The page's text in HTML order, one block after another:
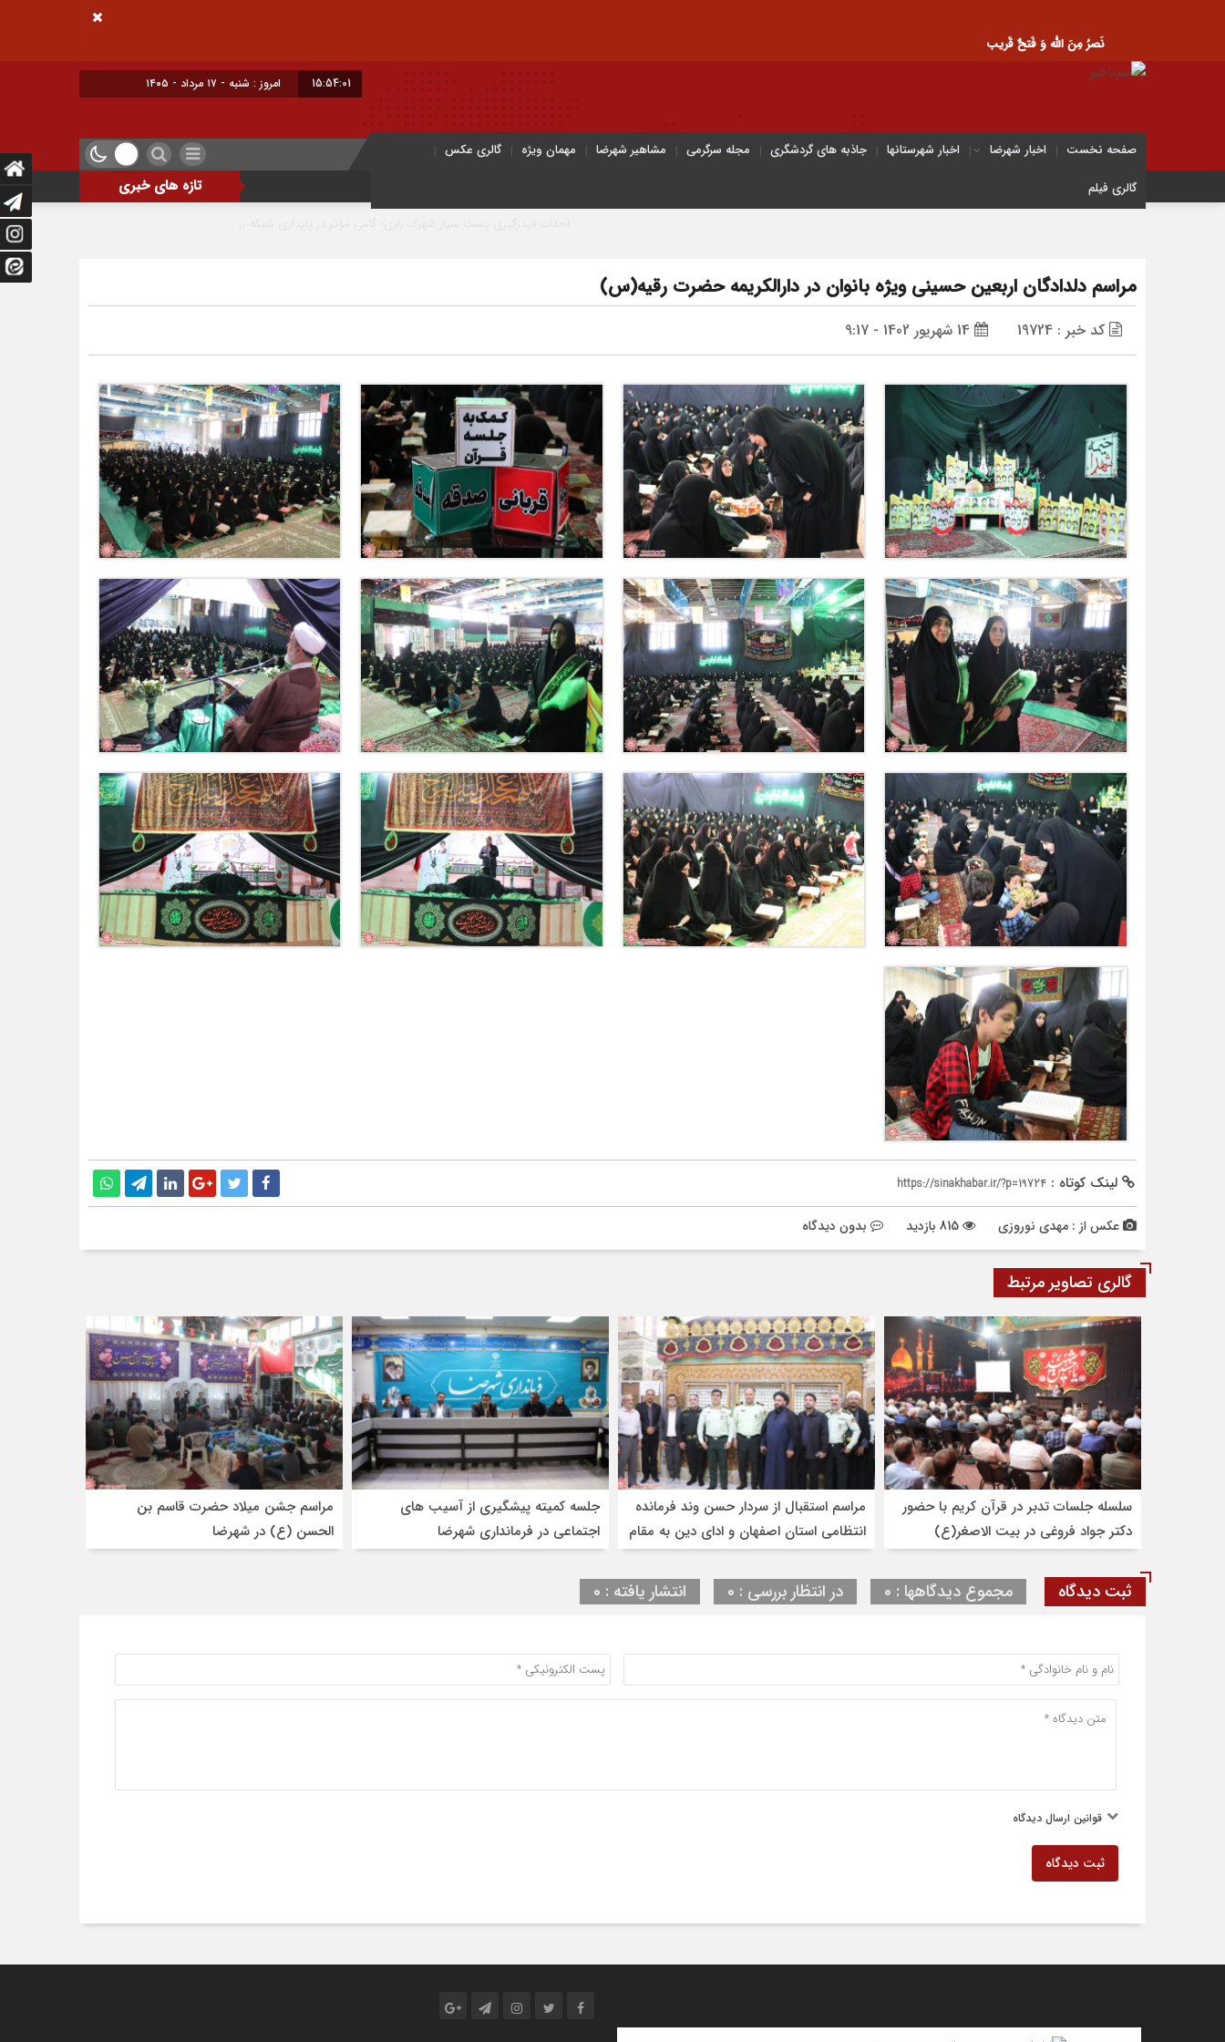
نَصرُ مِنَ الله وَ فَتحٌ قَریب
15:54:02 امروز : شنبه - ۱۷ مرداد - ۱۴۰۵
صفحه نخست اخبار شهرضا اخبار شهرستانها جاذبه های گردشگری مجله سرگرمی مشاهیر شهرضا مهمان ویژه
گالری عکس
گالری فیلم
تازه های خبری
حسین نوری دونده شهرضایی بر سکوی سوم جام
مراسم دلدادگان اربعین حسینی ویژه بانوان در دارالکریمه حضرت رقیه(س)
کد خبر : 19724
لینک کوتاه : https://sinakhabar.ir/?p=19724
عکس از : مهدی نوروزی بدون دیدگاه
گالری تصاویر مرتبط
سلسله جلسات تدبر در قرآن کریم با حضور
دکتر جواد فروغی در بیت الاصغر(ع)
شهرضا
مراسم استقبال از سردار حسن وند فرمانده
انتظامی استان اصفهان و ادای دین به مقام
شامخ شهدا و امامزاده شاهرضا(ع)
جلسه کمیته پیشگیری از آسیب های
اجتماعی در فرمانداری شهرضا
مراسم جشن میلاد حضرت قاسم بن
الحسن (ع) در شهرضا
ثبت دیدگاه مجموع دیدگاهها : 0 در انتظار بررسی : 0 انتشار یافته : 0
قوانین ارسال دیدگاه
ثبت دیدگاه